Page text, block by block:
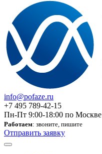
info@pofaze.ru
+7 495 789-42-15
Пн-Пт 9:00-18:00 по Москве
Работаем: звоните, пишите
Отправить заявку